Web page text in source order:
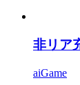
非リア
aiGame